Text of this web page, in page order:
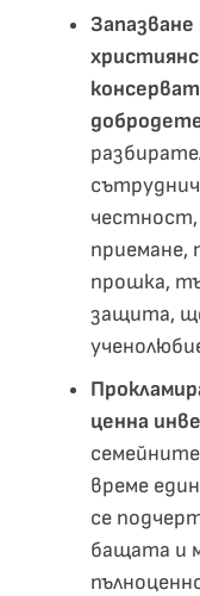
приемане,
прошка,
защита,
ценна
време
се
бащата и